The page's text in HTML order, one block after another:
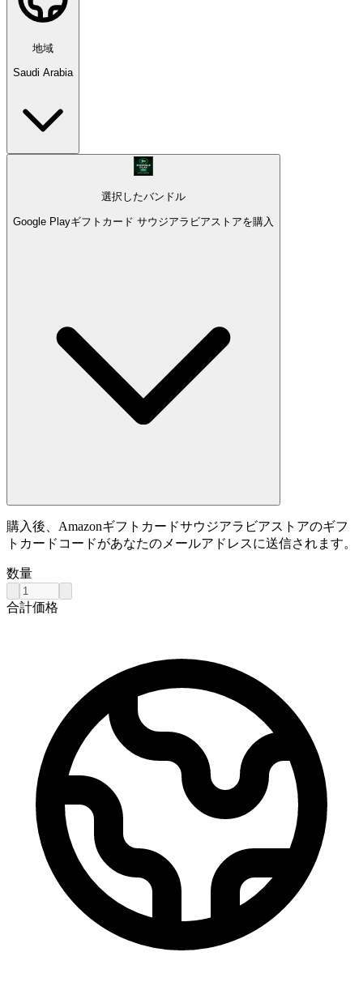
地域
Saudi Arabia
選択したバンドル
Google Playギフトカード サウジアラビアストアを購入
購入後、Amazonギフトカードサウジアラビアストアのギフ
トカードコードがあなたのメールアドレスに送信されます。
数量
合計価格